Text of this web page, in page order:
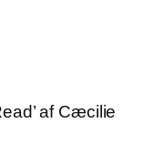
af Cæcilie